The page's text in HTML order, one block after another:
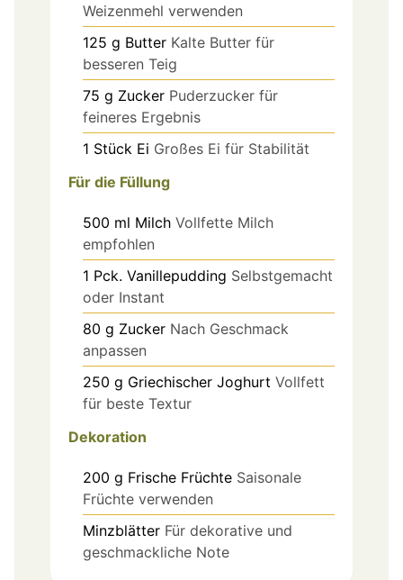
Weizenmehl verwenden
125 g Butter Kalte Butter für
besseren Teig
75 g Zucker Puderzucker für
feineres Ergebnis
1 Stück Ei Großes Ei für Stabilität
Für die Füllung
500 ml Milch Vollfette Milch
empfohlen
1 Pck. Vanillepudding Selbstgemacht
oder Instant
80 g Zucker Nach Geschmack
anpassen
250 g Griechischer Joghurt Vollfett
für beste Textur
Dekoration
200 g Frische Früchte Saisonale
Früchte verwenden
Minzblätter Für dekorative und
geschmackliche Note